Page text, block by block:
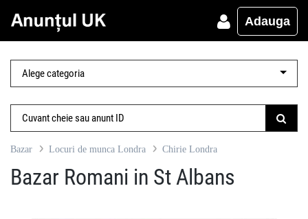
Adauga
Bazar Locuri de munca Londra Chirie Londra
Bazar Romani in St Albans